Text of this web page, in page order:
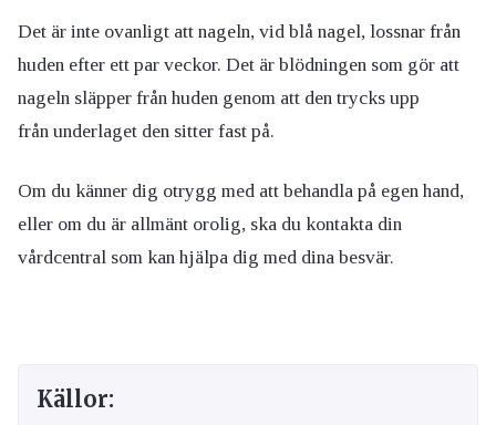
Det är inte ovanligt att nageln, vid blå nagel, lossnar från
huden efter ett par veckor. Det är blödningen som gör att
nageln släpper från huden genom att den trycks upp
från underlaget den sitter fast på.
Om du känner dig otrygg med att behandla på egen hand,
eller om du är allmänt orolig, ska du kontakta din
vårdcentral som kan hjälpa dig med dina besvär.
Källor: